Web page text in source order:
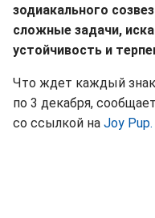
зодиакального
сложные задачи,
устойчивость и
Что ждет каждый знак
по 3 декабря,
со ссылкой на Joy Pup.